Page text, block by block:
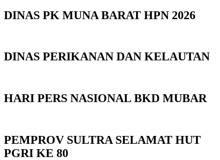
DINAS PK MUNA BARAT HPN 2026
DINAS PERIKANAN DAN KELAUTAN
HARI PERS NASIONAL BKD MUBAR
PEMPROV SULTRA SELAMAT HUT
PGRI KE 80